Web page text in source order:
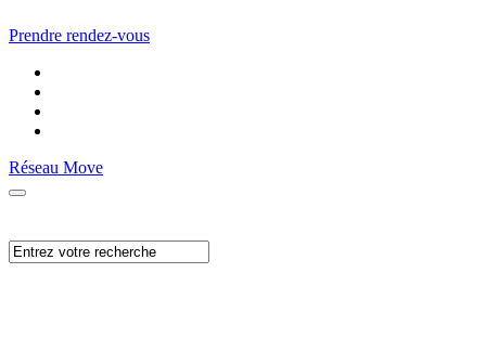
Prendre rendez-vous
Réseau Move